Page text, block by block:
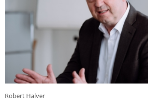
Robert Halver